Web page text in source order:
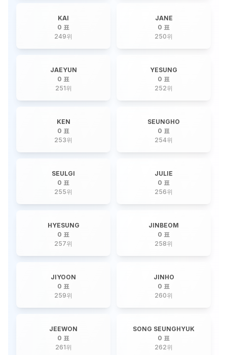
KAI
0 표
249위
JANE
0 표
250위
JAEYUN
0 표
251위
YESUNG
0 표
252위
KEN
0 표
253위
SEUNGHO
0 표
254위
SEULGI
0 표
255위
JULIE
0 표
256위
HYESUNG
0 표
257위
JINBEOM
0 표
258위
JIYOON
0 표
259위
JINHO
0 표
260위
JEEWON
0 표
261위
SONG SEUNGHYUK
0 표
262위